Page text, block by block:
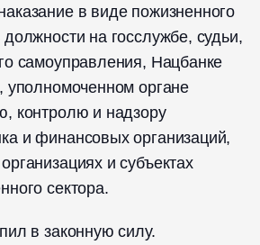
в виде пожизненного
должности на госслужбе, судьи,
самоуправления, Нацбанке
уполномоченном органе
контролю и надзору
и финансовых организаций,
и субъектах
сектора.
в законную силу.